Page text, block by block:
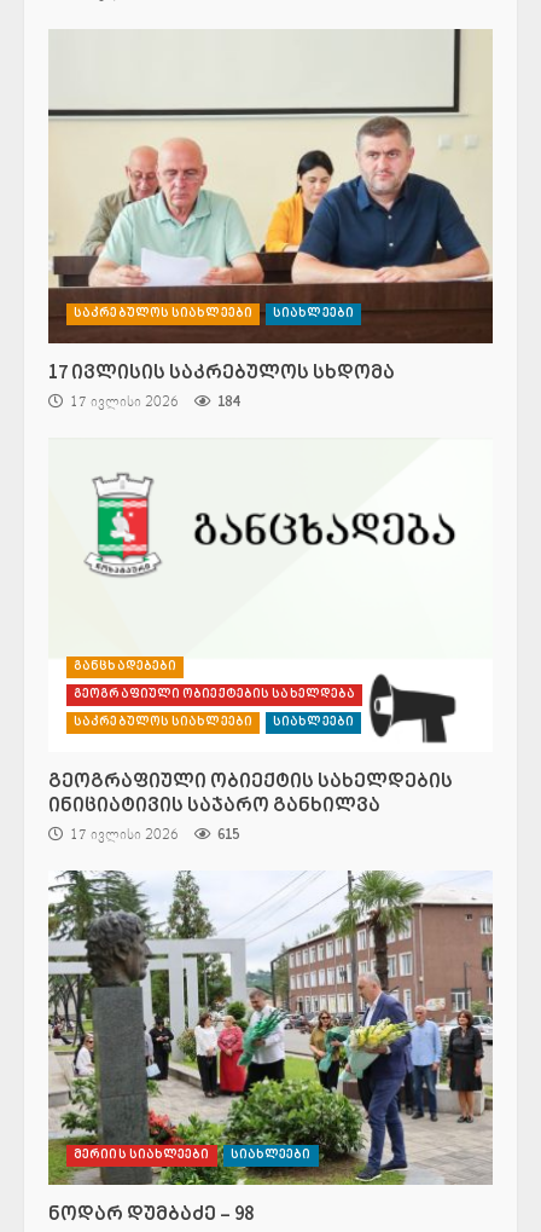
საკრებულოს სიახლეები სიახლეები
17 ივლისის საკრებულოს სხდომა
17 ივლისი 2026 184
განცხადებები
გეოგრაფიული ობიექტების სახელდება
საკრებულოს სიახლეები სიახლეები
გეოგრაფიული ობიექტის სახელდების
ინიციატივის საჯარო განხილვა
17 ივლისი 2026 615
მერიის სიახლეები სიახლეები
ნოდარ დუმბაძე – 98